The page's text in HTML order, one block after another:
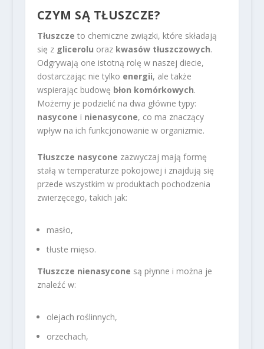
CZYM SĄ TŁUSZCZE?
Tłuszcze to chemiczne związki, które składają
się z glicerolu oraz kwasów tłuszczowych.
Odgrywają one istotną rolę w naszej diecie,
dostarczając nie tylko energii, ale także
wspierając budowę błon komórkowych.
Możemy je podzielić na dwa główne typy:
nasycone i nienasycone, co ma znaczący
wpływ na ich funkcjonowanie w organizmie.
Tłuszcze nasycone zazwyczaj mają formę
stałą w temperaturze pokojowej i znajdują się
przede wszystkim w produktach pochodzenia
zwierzęcego, takich jak:
masło,
tłuste mięso.
Tłuszcze nienasycone są płynne i można je
znaleźć w:
olejach roślinnych,
orzechach,